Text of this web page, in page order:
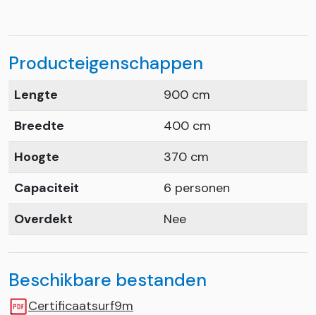
Producteigenschappen
Lengte
900 cm
Breedte
400 cm
Hoogte
370 cm
Capaciteit
6 personen
Overdekt
Nee
Beschikbare bestanden
Certificaatsurf9m